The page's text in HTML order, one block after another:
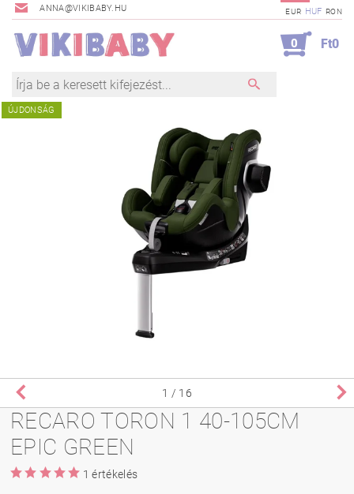
ANNA@VIKIBABY.HU EUR HUF RON
0 Ft0
ÚJDONSÁG
1 / 16
RECARO TORON 1 40-105CM
EPIC GREEN
1 értékelés